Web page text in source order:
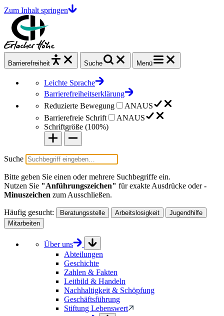
Zum Inhalt springen
Barrierefrei heit Suche Menü
Leichte Sprache
Barrierefreiheitserklärung
Reduzierte Bewegung
ANAUS
Barrierefreie Schrift
ANAUS
Schriftgröße (100%)
Suche
Bitte geben Sie einen oder mehrere Suchbegriffe ein.
Nutzen Sie "Anführungszeichen" für exakte Ausdrücke oder-
Minuszeichen zum Ausschließen.
Häufig gesucht: Beratungsstelle Arbeitslosigkeit
Jugendhilfe
Mitarbeiten
Über uns
Abteilungen
Geschichte
Zahlen & Fakten
Leitbild & Handeln
Nachhaltigkeit & Schöpfung
Geschäftsführung
Stiftung Lebenswert